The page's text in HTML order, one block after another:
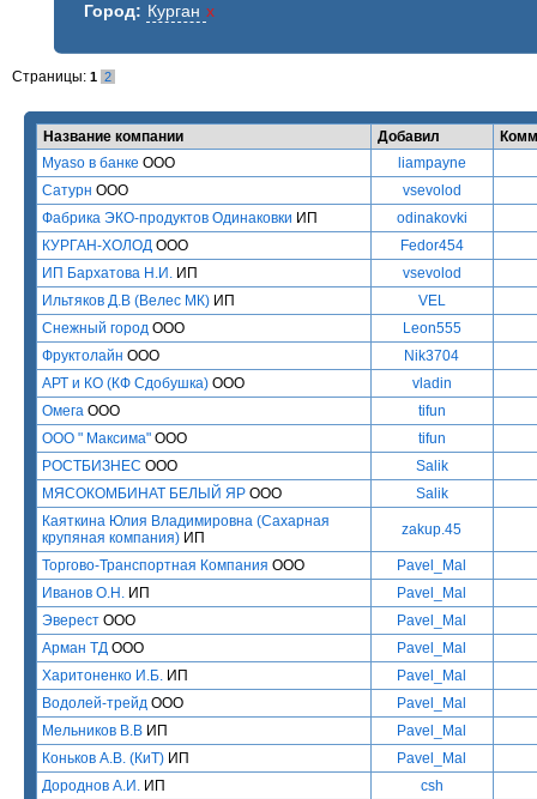
Город: Курган x
Страницы: 1 2
Название компании Добавил
Myaso в банке ООО
liampayne
Сатурн ООО
vsevolod
Фабрика ЭКО-продуктов Одинаковки ИП
odinakovki
КУРГАН-ХОЛОД ООО
Fedor454
ИП Бархатова Н.И. ИП
vsevolod
Ильтяков Д.В (Велес МК) ИП
VEL
Снежный город ООО
Leon555
Фруктолайн ООО
Nik3704
АРТ и КО (КФ Сдобушка) ООО
vladin
Омега ООО
tifun
ООО " Максима" ООО
tifun
РОСТБИЗНЕС ООО
Salik
МЯСОКОМБИНАТ БЕЛЫЙ ЯР ООО
Salik
Каяткина Юлия Владимировна (Сахарная
крупяная компания) ИП zakup.45
Торгово-Транспортная Компания ООО
Pavel_Mal
Иванов О.Н. ИП
Pavel_Mal
Эверест ООО
Pavel_Mal
Арман ТД ООО
Pavel_Mal
Харитоненко И.Б. ИП
Pavel_Mal
Водолей-трейд ООО
Pavel_Mal
Мельников В.В ИП
Pavel_Mal
Коньков А.В. (КиТ) ИП
Pavel_Mal
Дороднов А.И. ИП
csh